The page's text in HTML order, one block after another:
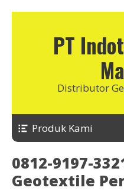
PT
Distributor
Produk Kami
0812-9197-
Geotextile